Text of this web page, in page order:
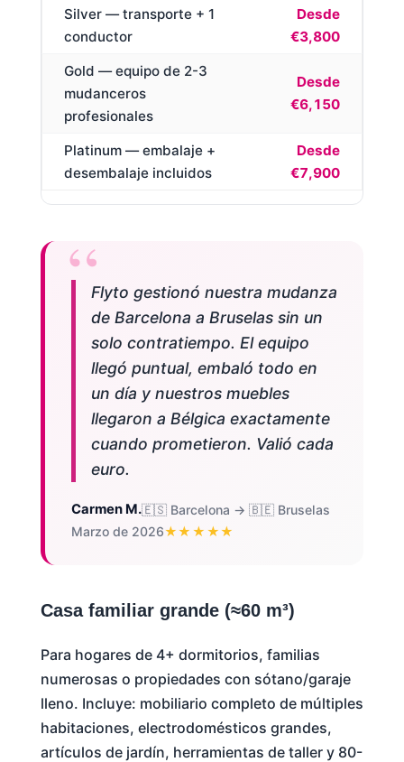
Silver — transporte + 1
conductor
Desde
€3,800
Gold — equipo de 2-3
mudanceros
profesionales
Desde
€6,150
Platinum — embalaje +
desembalaje incluidos
Desde
€7,900
Flyto gestionó nuestra mudanza
de Barcelona a Bruselas sin un
solo contratiempo. El equipo
llegó puntual, embaló todo en
un día y nuestros muebles
llegaron a Bélgica exactamente
cuando prometieron. Valió cada
euro.
Carmen M.🇪🇸 Barcelona → 🇧🇪 Bruselas
Marzo de 2026★★★★★
Casa familiar grande (≈60 m³)
Para hogares de 4+ dormitorios, familias
numerosas o propiedades con sótano/garaje
lleno. Incluye: mobiliario completo de múltiples
habitaciones, electrodomésticos grandes,
artículos de jardín, herramientas de taller y 80-